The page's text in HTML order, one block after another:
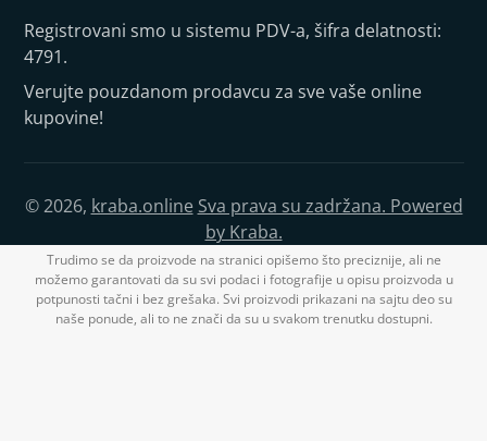
Registrovani smo u sistemu PDV-a, šifra delatnosti:
4791.
Verujte pouzdanom prodavcu za sve vaše online
kupovine!
© 2026, kraba.online Sva prava su zadržana. Powered
by Kraba.
Trudimo se da proizvode na stranici opišemo što preciznije, ali ne
možemo garantovati da su svi podaci i fotografije u opisu proizvoda u
potpunosti tačni i bez grešaka. Svi proizvodi prikazani na sajtu deo su
naše ponude, ali to ne znači da su u svakom trenutku dostupni.